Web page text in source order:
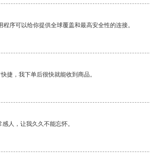
程序可以给你提供全球覆盖和最高安全性的连接。
捷，我下单后很快就能收到商品。
人，让我久久不能忘怀。